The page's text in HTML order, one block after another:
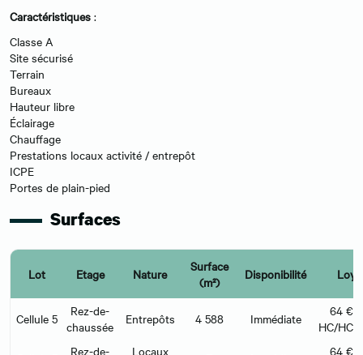
Caractéristiques :
Classe A
Site sécurisé
Terrain
Bureaux
Hauteur libre
Éclairage
Chauffage
Prestations locaux activité / entrepôt
ICPE
Portes de plain-pied
Surfaces
Lot Etage Nature
Surface
(m²)
Disponibilité
Cellule 5
Rez-de-
chaussée
Entrepôts 4 588 Immédiate
64 €/
HC/HC/
Rez-de-
Locaux
64 €/